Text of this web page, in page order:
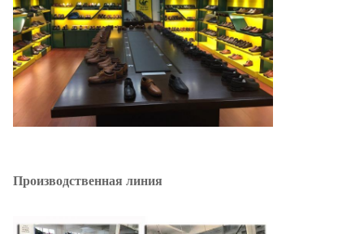
Производственная линия